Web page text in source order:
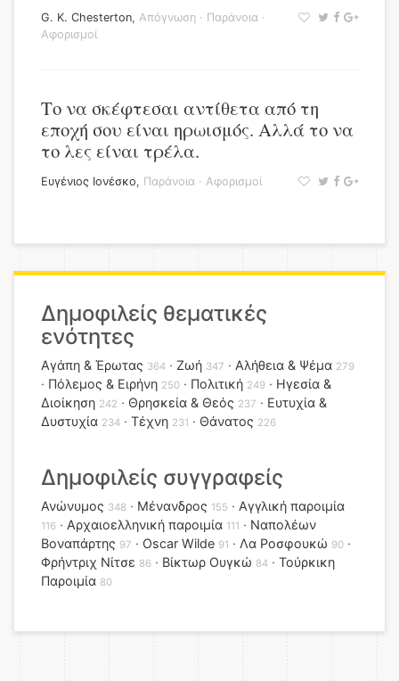
G. K. Chesterton, Απόγνωση · Παράνοια ·
Αφορισμοί
Το να σκέφτεσαι αντίθετα από τη
εποχή σου είναι ηρωισμός. Αλλά το να
το λες είναι τρέλα.
Ευγένιος Ιονέσκο, Παράνοια · Αφορισμοί
Δημοφιλείς θεματικές
ενότητες
Αγάπη & Έρωτας 364 Ζωή 347 Αλήθεια & Ψέμα 279
Πόλεμος & Ειρήνη 250 Πολιτική 249
Ηγεσία &
Διοίκηση 242 Θρησκεία & Θεός 237
Ευτυχία &
Δυστυχία 234 Τέχνη 231 Θάνατος 226
Δημοφιλείς συγγραφείς
Ανώνυμος 348 Μένανδρος 155 Αγγλική παροιμία
116 Αρχαιοελληνική παροιμία 111
Ναπολέων
Βοναπάρτης 97 Oscar Wilde 91 Λα Ροσφουκώ 90
Φρήντριχ Νίτσε 86 Βίκτωρ Ουγκώ 84
Τούρκικη
Παροιμία 80